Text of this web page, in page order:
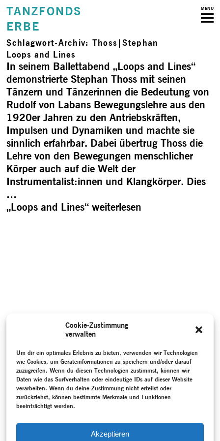
Cookie-Zustimmung
verwalten
Um dir ein optimales Erlebnis zu bieten, verwenden wir Technologien
wie Cookies, um Geräteinformationen zu speichern und/oder darauf
zuzugreifen. Wenn du diesen Technologien zustimmst, können wir
Daten wie das Surfverhalten oder eindeutige IDs auf dieser Website
verarbeiten. Wenn du deine Zustimmung nicht erteilst oder
zurückziehst, können bestimmte Merkmale und Funktionen
beeinträchtigt werden.
Akzeptieren
TANZFONDS
ERBE
MENU
Schlagwort-Archiv: Thoss|Stephan
Loops and Lines
In seinem Ballettabend „Loops and Lines“
demonstrierte Stephan Thoss mit seinen
Tänzern und Tänzerinnen die Bedeutung von
Rudolf von Labans Bewegungslehre aus den
1920er Jahren zu den Antriebskräften,
Impulsen und Dynamiken und machte sie
sinnlich erfahrbar. Dabei übertrug Thoss die
Lehre von den Bewegungen menschlicher
Körper auch auf die Welt der
Instrumentalist:innen und Klangkörper. Dies
…
„Loops and Lines“weiterlesen